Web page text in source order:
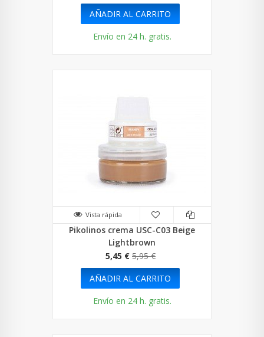
AÑADIR AL CARRITO
Envío en 24 h. gratis.
Vista rápida
Pikolinos crema USC-C03 Beige
Lightbrown
5,45 € 5,95 €
AÑADIR AL CARRITO
Envío en 24 h. gratis.